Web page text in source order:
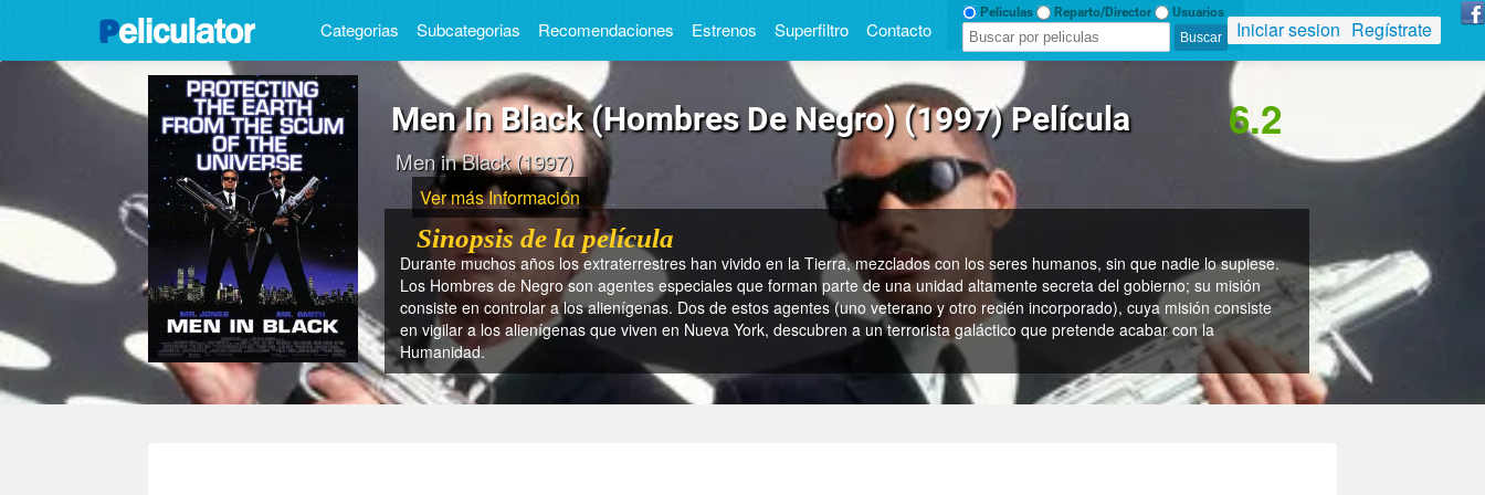
Categorias Subcategorias Recomendaciones Estrenos Superfiltro Contacto
Peliculas Reparto/Director Usuarios
Iniciar sesion Regístrate
Men In Black (Hombres De Negro) (1997) Película
Men in Black (1997)
6.2
Ver más Información
Sinopsis de la película
Durante muchos años los extraterrestres han vivido en la Tierra, mezclados con los seres humanos, sin que nadie lo supiese.
Los Hombres de Negro son agentes especiales que forman parte de una unidad altamente secreta del gobierno; su misión
consiste en controlar a los aliení­genas. Dos de estos agentes (uno veterano y otro recién incorporado), cuya misión consiste
en vigilar a los aliení­genas que viven en Nueva York, descubren a un terrorista galáctico que pretende acabar con la
Humanidad.
- ¿En qué categoría se incluye Men in Black (Hombres de negro) (1997)? En Ciencia Ficción